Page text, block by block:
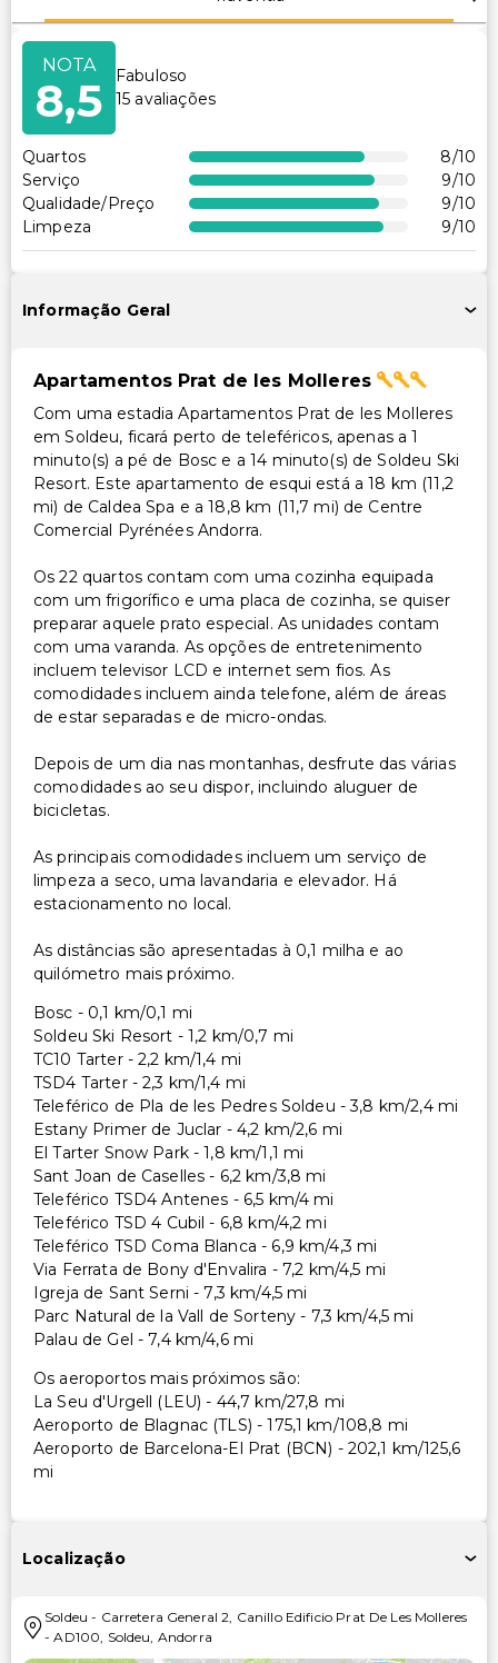
Serviço de lavanderia/lavagem a seco
NOTA
8,5
Fabuloso
15 avaliações
Quartos 8/10
Serviço
9/10
Qualidade/Preço
9/10
Limpeza
9/10
Informação Geral
Apartamentos Prat de les Molleres
Com uma estadia Apartamentos Prat de les Molleres
em Soldeu, ficará perto de teleféricos, apenas a 1
minuto(s) a pé de Bosc e a 14 minuto(s) de Soldeu Ski
Resort. Este apartamento de esqui está a 18 km (11,2
mi) de Caldea Spa e a 18,8 km (11,7 mi) de Centre
Comercial Pyrénées Andorra.
Os 22 quartos contam com uma cozinha equipada
com um frigorífico e uma placa de cozinha, se quiser
preparar aquele prato especial. As unidades contam
com uma varanda. As opções de entretenimento
incluem televisor LCD e internet sem fios. As
comodidades incluem ainda telefone, além de áreas
de estar separadas e de micro-ondas.
Depois de um dia nas montanhas, desfrute das várias
comodidades ao seu dispor, incluindo aluguer de
bicicletas.
As principais comodidades incluem um serviço de
limpeza a seco, uma lavandaria e elevador. Há
estacionamento no local.
As distâncias são apresentadas à 0,1 milha e ao
quilómetro mais próximo.
Bosc - 0,1 km/0,1 mi
Soldeu Ski Resort - 1,2 km/0,7 mi
TC10 Tarter - 2,2 km/1,4 mi
TSD4 Tarter - 2,3 km/1,4 mi
Teleférico de Pla de les Pedres Soldeu - 3,8 km/2,4 mi
Estany Primer de Juclar - 4,2 km/2,6 mi
El Tarter Snow Park - 1,8 km/1,1 mi
Sant Joan de Caselles - 6,2 km/3,8 mi
Teleférico TSD4 Antenes - 6,5 km/4 mi
Teleférico TSD 4 Cubil - 6,8 km/4,2 mi
Teleférico TSD Coma Blanca - 6,9 km/4,3 mi
Via Ferrata de Bony d'Envalira - 7,2 km/4,5 mi
Igreja de Sant Serni - 7,3 km/4,5 mi
Parc Natural de la Vall de Sorteny - 7,3 km/4,5 mi
Palau de Gel - 7,4 km/4,6 mi
Os aeroportos mais próximos são:
La Seu d'Urgell (LEU) - 44,7 km/27,8 mi
Aeroporto de Blagnac (TLS) - 175,1 km/108,8 mi
Aeroporto de Barcelona-El Prat (BCN) - 202,1 km/125,6
mi
Localização
Soldeu - Carretera General 2, Canillo Edificio Prat De Les Molleres
-AD100 Soldeu Andorra